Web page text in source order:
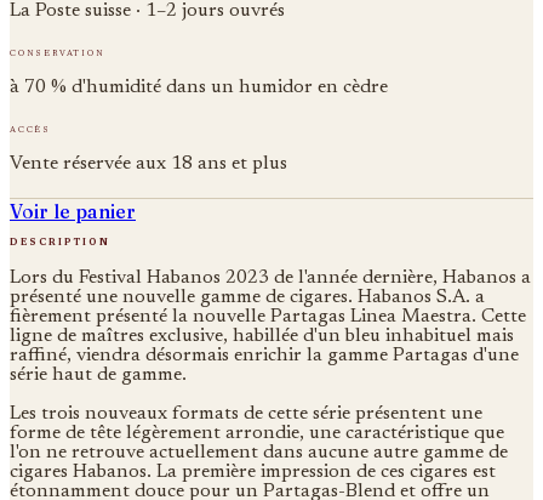
La Poste suisse · 1–2 jours ouvrés
conservation
à 70 % d'humidité dans un humidor en cèdre
accès
Vente réservée aux 18 ans et plus
Voir le panier
description
Lors du Festival Habanos 2023 de l'année dernière, Habanos a
présenté une nouvelle gamme de cigares. Habanos S.A. a
fièrement présenté la nouvelle Partagas Linea Maestra. Cette
ligne de maîtres exclusive, habillée d'un bleu inhabituel mais
raffiné, viendra désormais enrichir la gamme Partagas d'une
série haut de gamme.
Les trois nouveaux formats de cette série présentent une
forme de tête légèrement arrondie, une caractéristique que
l'on ne retrouve actuellement dans aucune autre gamme de
cigares Habanos. La première impression de ces cigares est
étonnamment douce pour un Partagas-Blend et offre un